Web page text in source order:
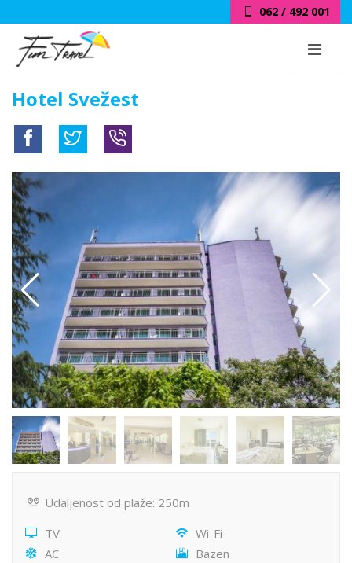
062 / 492 001
Hotel Svežest
Udaljenost od plaže: 250m
TV
Wi-Fi
AC
Bazen